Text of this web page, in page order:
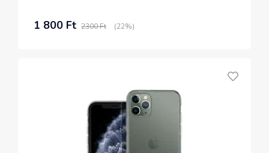
1 800 Ft 2300 Ft (22%)